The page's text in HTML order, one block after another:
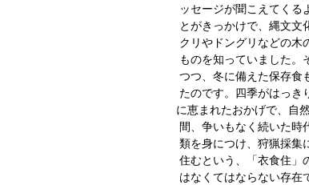
ッセージが聞こえてくる
とがきっかけで、縄文文
クリやドングリなどの木
ものを知っていました。
つつ、冬に備えた保存食
たのです。
四季がはっき
に恵まれたおかげで、自
間、争いもなく続いた時
類を身につけ、狩猟採集
住むという、「衣食住」
はなくてはならない存在